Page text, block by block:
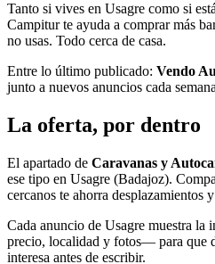
Tanto si vives en Usagre como si
Campitur te ayuda a comprar más
no usas. Todo cerca de casa.
Entre lo último publicado: Vendo
junto a nuevos anuncios cada
La oferta, por dentro
El apartado de Caravanas y
ese tipo en Usagre (Badajoz).
cercanos te ahorra desplazamientos
Cada anuncio de Usagre muestra
precio, localidad y fotos— para que
interesa antes de escribir.